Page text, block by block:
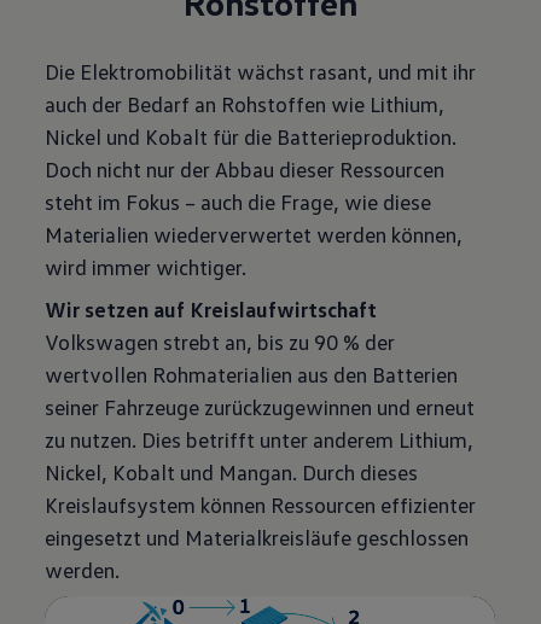
Die Elektromobilität wächst rasant, und mit ihr
auch der Bedarf an Rohstoffen wie Lithium,
Nickel und Kobalt für die Batterieproduktion.
Doch nicht nur der Abbau dieser Ressourcen
steht im Fokus – auch die Frage, wie diese
Materialien wiederverwertet werden können,
wird immer wichtiger.
Volkswagen strebt an, bis zu 90 % der
wertvollen Rohmaterialien aus den Batterien
seiner Fahrzeuge zurückzugewinnen und erneut
zu nutzen. Dies betrifft unter anderem Lithium,
Nickel, Kobalt und Mangan. Durch dieses
Kreislaufsystem können Ressourcen effizienter
eingesetzt und Materialkreisläufe geschlossen
werden.